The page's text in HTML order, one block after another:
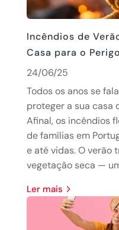
Incêndios de
Casa para o Perigo
24/06/25
Todos os anos se
proteger a sua casa
Afinal, os incêndios
de famílias em
e até vidas. O verão
vegetação seca —
Ler mais